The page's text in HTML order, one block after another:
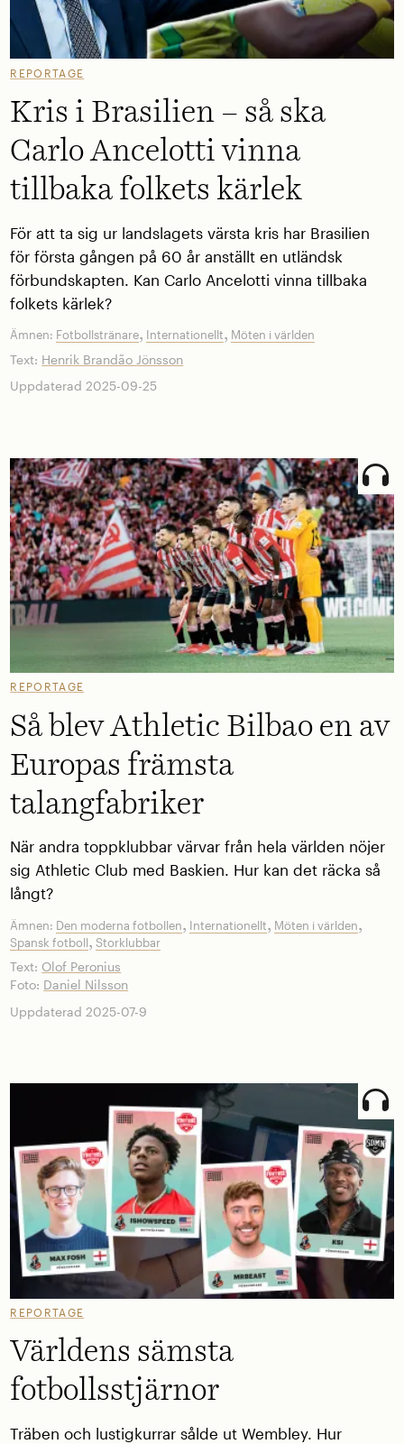
REPORTAGE
Kris i Brasilien – så ska
Carlo Ancelotti vinna
tillbaka folkets kärlek
För att ta sig ur landslagets värsta kris har Brasilien
för första gången på 60 år anställt en utländsk
förbundskapten. Kan Carlo Ancelotti vinna tillbaka
folkets kärlek?
Ämnen: Fotbollstränare, Internationellt, Möten i världen
Text: Henrik Brandão Jönsson
Uppdaterad 2025-09-25
REPORTAGE
Så blev Athletic Bilbao en av
Europas främsta
talangfabriker
När andra toppklubbar värvar från hela världen nöjer
sig Athletic Club med Baskien. Hur kan det räcka så
långt?
Ämnen: Den moderna fotbollen, Internationellt, Möten i världen,
Spansk fotboll,Storklubbar
Text: Olof Peronius
Foto: Daniel Nilsson
Uppdaterad 2025-07-9
REPORTAGE
Världens sämsta
fotbollsstjärnor
Träben och lustigkurrar sålde ut Wembley. Hur